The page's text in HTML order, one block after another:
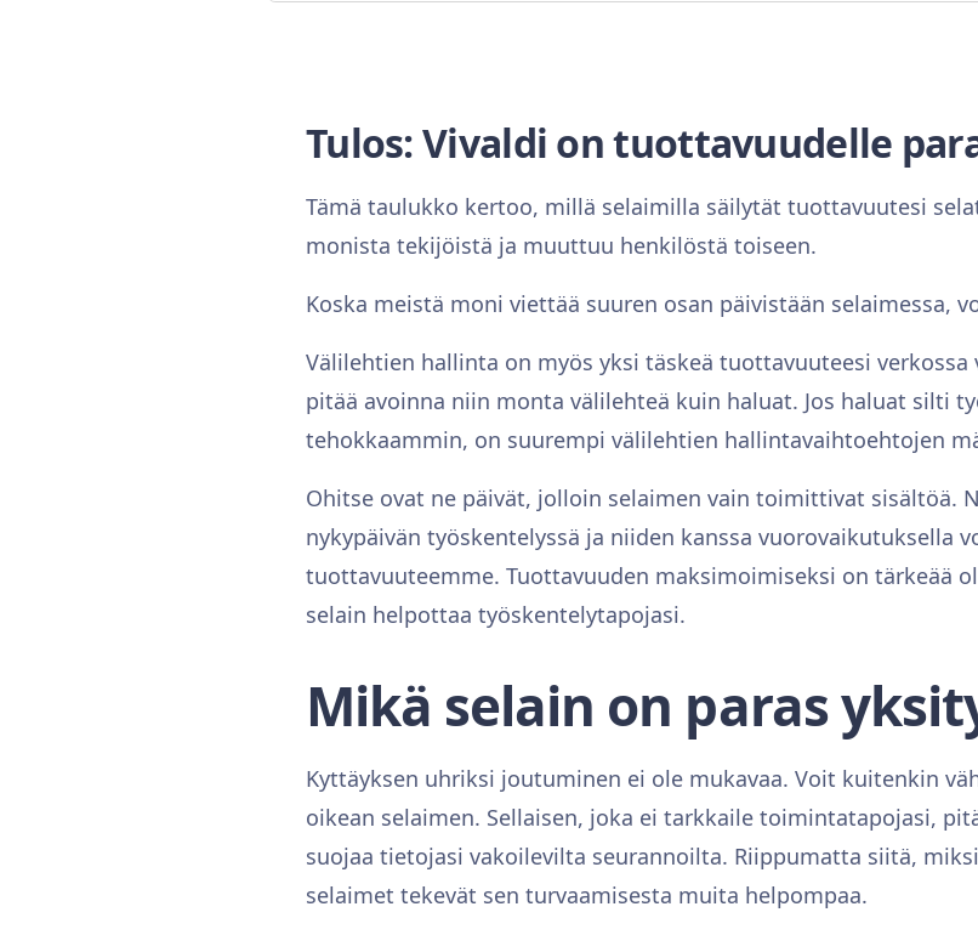
Tulos: Vivaldi on tuottavuudelle
Tämä taulukko kertoo, millä selaimilla säilytät tuottavuutesi
monista tekijöistä ja muuttuu henkilöstä toiseen.
Koska meistä moni viettää suuren osan päivistään selaimessa,
Välilehtien hallinta on myös yksi täskeä tuottavuuteesi
pitää avoinna niin monta välilehteä kuin haluat. Jos haluat silti
tehokkaammin, on suurempi välilehtien hallintavaihtoehtojen
Ohitse ovat ne päivät, jolloin selaimen vain toimittivat sisältöä.
nykypäivän työskentelyssä ja niiden kanssa vuorovaikutuksella
tuottavuuteemme. Tuottavuuden maksimoimiseksi on tärkeää
selain helpottaa työskentelytapojasi.
Mikä selain on paras
Kyttäyksen uhriksi joutuminen ei ole mukavaa. Voit kuitenkin
oikean selaimen. Sellaisen, joka ei tarkkaile toimintatapojasi,
suojaa tietojasi vakoilevilta seurannoilta. Riippumatta siitä,
selaimet tekevät sen turvaamisesta muita helpompaa.